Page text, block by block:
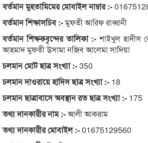
বর্তমান মুহতামিমের মোবাইল নাম্বার :-
বর্তমান শিক্ষাসচিব :-মুফতী আরিফ রাব্বানী
বর্তমান শিক্ষকবৃন্দের তালিকা :- শাইখুল হাদীস
আহমাদ মুফতী উসামা নজিব আলেমা সাদিয়া
চলমান মোট ছাত্র সংখ্যা :-350
চলমান দাওরায়ে হাদিস ছাত্র সংখ্যা :- 18
চলমান ছাত্রাবাসে অবস্থান রত ছাত্র সংখ্যা :- 175
তথ্য দানকারীর নাম :-আলী আকরাম
তথ্য দানকারীর মোবাইল :-01675129560